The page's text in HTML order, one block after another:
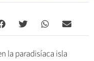
la paradisíaca isla